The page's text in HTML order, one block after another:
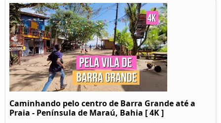
Caminhando pelo centro de Barra Grande até a
Praia - Península de Maraú, Bahia [ 4K ]